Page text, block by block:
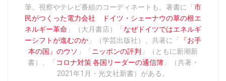
筆。視察やテレビ番組のコーディネートも。著書に「 市
民がつくった電力会社 ドイツ・シェーナウの草の根エ
ネルギー革命 」（大月書店）「 なぜドイツではエネルギ
ーシフトが進むのか 」（学芸出版社）、共著に「
『お手
本の国』のウソ 」「 ニッポンの評判 」（ともに新潮新
書）、「 コロナ対策 各国リーダーの通信簿」（共著・
2021年1月・光文社新書）がある。